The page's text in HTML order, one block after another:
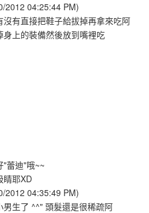
2012 04:25:44 PM)
有直接把鞋子給拔掉再拿來吃阿
身上的裝備然後放到嘴裡吃
"蕾迪"哦~~
睛耶XD
2012 04:35:49 PM)
男生了 ^^" 頭髮還是很稀疏阿